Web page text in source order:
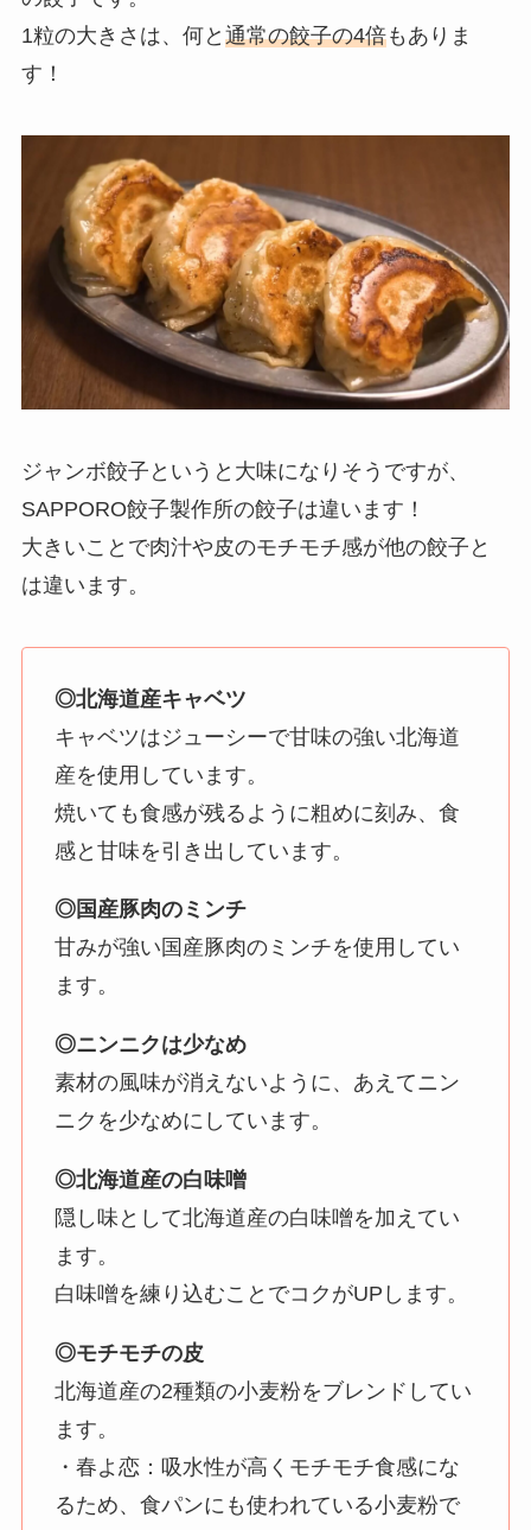
1粒の大きさは、何と 通常の餃子の4倍もありま
す！
ジャンボ餃子というと大味になりそうですが、
SAPPORO餃子製作所の餃子は違います！
大きいことで肉汁や皮のモチモチ感が他の餃子と
は違います。
◎北海道産キャベツ
キャベツはジューシーで甘味の強い北海道
産を使用しています。
焼いても食感が残るように粗めに刻み、食
感と甘味を引き出しています。
◎国産豚肉のミンチ
甘みが強い国産豚肉のミンチを使用してい
ます。
◎ニンニクは少なめ
素材の風味が消えないように、あえてニン
ニクを少なめにしています。
◎北海道産の白味噌
隠し味として北海道産の白味噌を加えてい
ます。
白味噌を練り込むことでコクがUPします。
◎モチモチの皮
北海道産の2種類の小麦粉をブレンドしてい
ます。
・春よ恋：吸水性が高くモチモチ食感にな
るため、食パンにも使われている小麦粉で